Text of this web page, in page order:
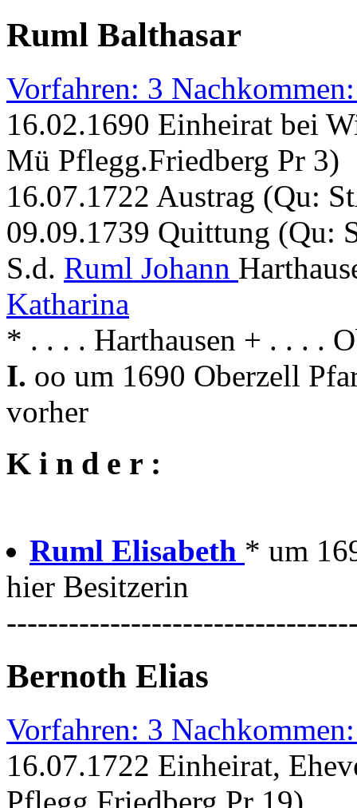
Ruml Balthasar
Vorfahren: 3
16.02.1690 Einheirat bei
Mü Pflegg.Friedberg Pr 3)
16.07.1722 Austrag (Qu:
09.09.1739 Quittung (Qu:
S.d. Ruml Johann
Katharina
* . . . . Harthausen + . . . .
I. oo um 1690 Oberzell
vorher
K i n d e r :
Ruml Elisabeth * um
hier Besitzerin
Bernoth Elias
Vorfahren: 3
16.07.1722 Einheirat,